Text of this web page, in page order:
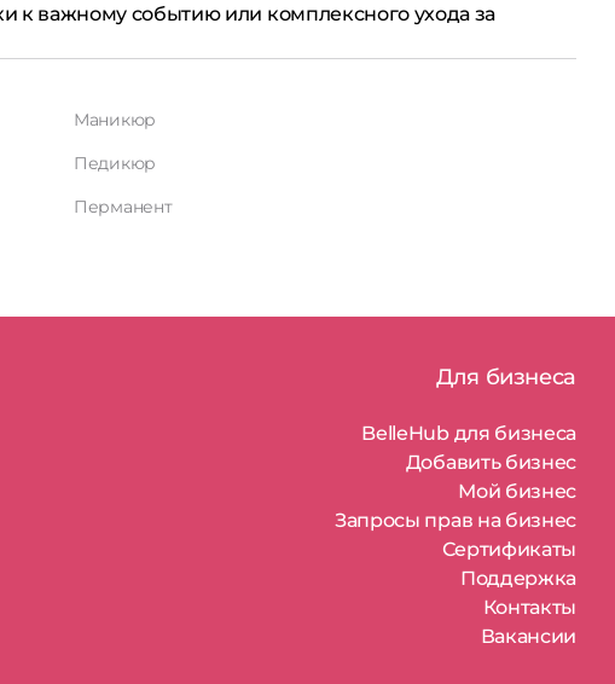
к важному событию или комплексного ухода за
Маникюр
Педикюр
Перманент
Для бизнеса
BelleHub для бизнеса
Добавить бизнес
Мой бизнес
Запросы прав на бизнес
Сертификаты
Поддержка
Контакты
Вакансии